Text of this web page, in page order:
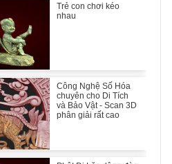
Trẻ con chơi kéo
nhau
Công Nghệ Số Hóa
chuyên cho Di Tích
và Bảo Vật - Scan 3D
phân giải rất cao